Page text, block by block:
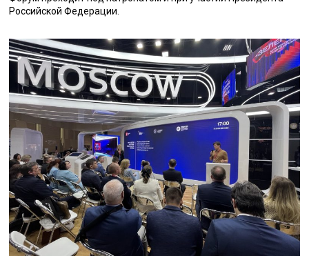
Российской Федерации.